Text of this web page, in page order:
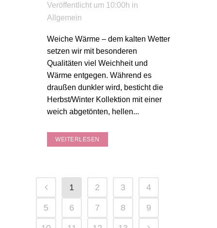
Veröffentlicht um 10:00h in
Allgemein
Weiche Wärme – dem kalten Wetter
setzen wir mit besonderen
Qualitäten viel Weichheit und
Wärme entgegen. Während es
draußen dunkler wird, besticht die
Herbst/Winter Kollektion mit einer
weich abgetönten, hellen...
WEITERLESEN
1 2 3 4
5 6 7 8 9